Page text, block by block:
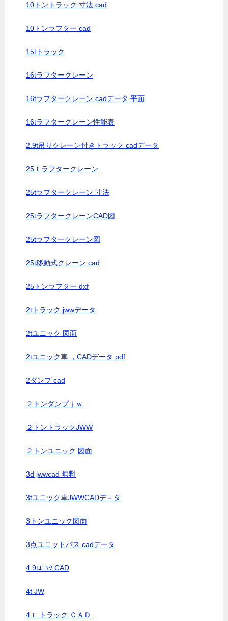
10トントラック 寸法 cad
10トンラフター cad
15tトラック
16tラフタークレーン
16tラフタークレーン cadデータ 平面
16tラフタークレーン性能表
2.9t吊りクレーン付きトラック cadデータ
25ｔラフタークレーン
25tラフタークレーン 寸法
25tラフタークレーンCAD図
25tラフタークレーン図
25t移動式クレーン cad
25トンラフター dxf
2tトラック jwwデータ
2tユニック 図面
2tユニック車 ，CADデータ pdf
2ダンプ cad
２トンダンプｊｗ
２トントラックJWW
２トンユニック 図面
3d jwwcad 無料
3tユニック車JWWCADデ－タ
3トンユニック図面
3点ユニットバス cadデータ
4.9tﾕﾆｯｸ CAD
4t JW
4ｔ トラック ＣＡＤ